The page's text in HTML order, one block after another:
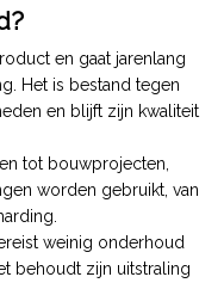
en gaat jarenlang
Het is bestand tegen
en blijft zijn kwaliteit
tot bouwprojecten,
worden gebruikt, van
weinig onderhoud
behoudt zijn uitstraling